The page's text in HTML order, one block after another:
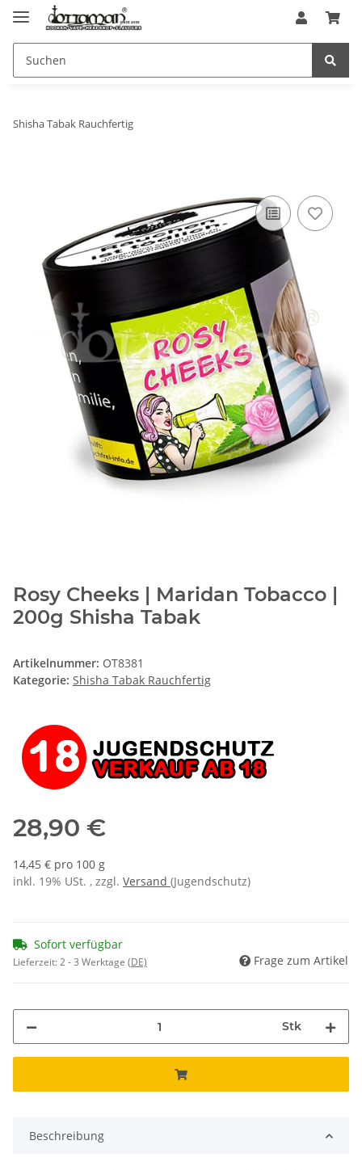
Shisha Tabak Rauchfertig
Rosy Cheeks | Maridan Tobacco |
200g Shisha Tabak
Artikelnummer: OT8381
Kategorie: Shisha Tabak Rauchfertig
28,90 €
14,45 € pro 100 g
inkl. 19% USt. , zzgl. Versand (Jugendschutz)
Sofort verfügbar
Lieferzeit:2 - 3 Werktage (DE) Frage zum Artikel
Stk
Beschreibung